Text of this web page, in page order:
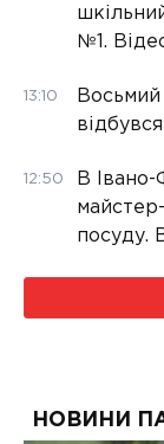
№1.
13:10
Восьмий
12:50
В Івано-
посуду.